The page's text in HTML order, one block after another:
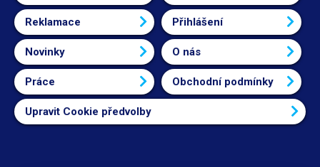
Reklamace Přihlášení
Novinky O nás
Práce Obchodní podmínky
Upravit Cookie předvolby